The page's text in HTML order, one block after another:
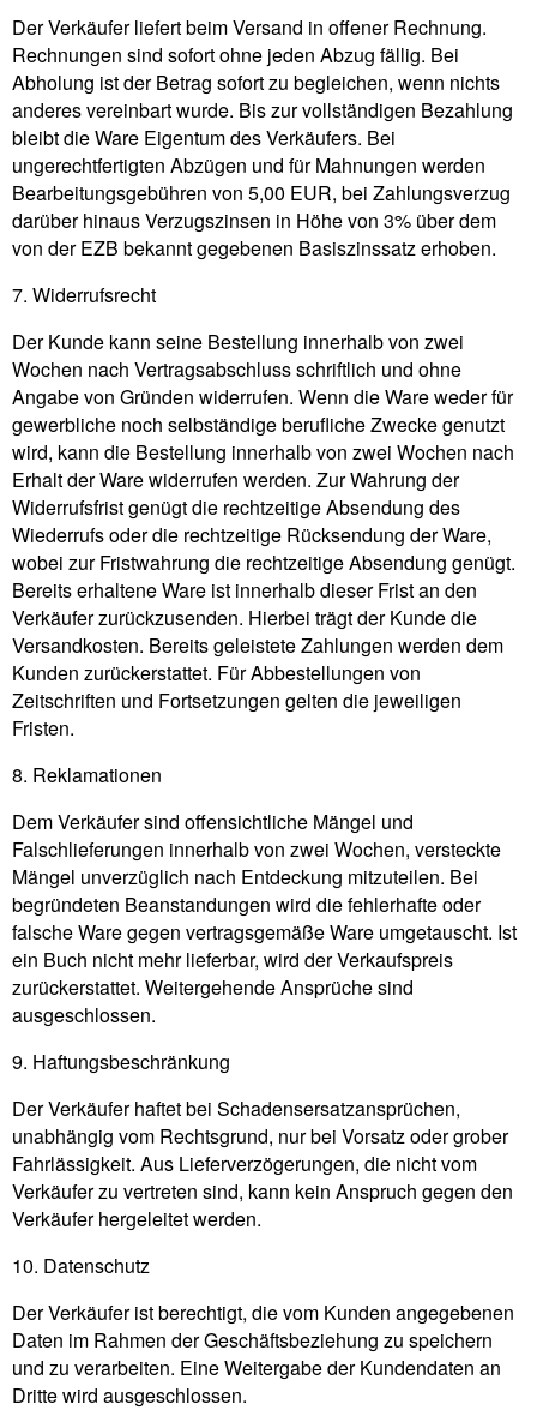
Der Verkäufer liefert beim Versand in offener Rechnung.
Rechnungen sind sofort ohne jeden Abzug fällig. Bei
Abholung ist der Betrag sofort zu begleichen, wenn nichts
anderes vereinbart wurde. Bis zur vollständigen Bezahlung
bleibt die Ware Eigentum des Verkäufers. Bei
ungerechtfertigten Abzügen und für Mahnungen werden
Bearbeitungsgebühren von 5,00 EUR, bei Zahlungsverzug
darüber hinaus Verzugszinsen in Höhe von 3% über dem
von der EZB bekannt gegebenen Basiszinssatz erhoben.
7. Widerrufsrecht
Der Kunde kann seine Bestellung innerhalb von zwei
Wochen nach Vertragsabschluss schriftlich und ohne
Angabe von Gründen widerrufen. Wenn die Ware weder für
gewerbliche noch selbständige berufliche Zwecke genutzt
wird, kann die Bestellung innerhalb von zwei Wochen nach
Erhalt der Ware widerrufen werden. Zur Wahrung der
Widerrufsfrist genügt die rechtzeitige Absendung des
Wiederrufs oder die rechtzeitige Rücksendung der Ware,
wobei zur Fristwahrung die rechtzeitige Absendung genügt.
Bereits erhaltene Ware ist innerhalb dieser Frist an den
Verkäufer zurückzusenden. Hierbei trägt der Kunde die
Versandkosten. Bereits geleistete Zahlungen werden dem
Kunden zurückerstattet. Für Abbestellungen von
Zeitschriften und Fortsetzungen gelten die jeweiligen
Fristen.
8. Reklamationen
Dem Verkäufer sind offensichtliche Mängel und
Falschlieferungen innerhalb von zwei Wochen, versteckte
Mängel unverzüglich nach Entdeckung mitzuteilen. Bei
begründeten Beanstandungen wird die fehlerhafte oder
falsche Ware gegen vertragsgemäße Ware umgetauscht. Ist
ein Buch nicht mehr lieferbar, wird der Verkaufspreis
zurückerstattet. Weitergehende Ansprüche sind
ausgeschlossen.
9. Haftungsbeschränkung
Der Verkäufer haftet bei Schadensersatzansprüchen,
unabhängig vom Rechtsgrund, nur bei Vorsatz oder grober
Fahrlässigkeit. Aus Lieferverzögerungen, die nicht vom
Verkäufer zu vertreten sind, kann kein Anspruch gegen den
Verkäufer hergeleitet werden.
10. Datenschutz
Der Verkäufer ist berechtigt, die vom Kunden angegebenen
Daten im Rahmen der Geschäftsbeziehung zu speichern
und zu verarbeiten. Eine Weitergabe der Kundendaten an
Dritte wird ausgeschlossen.